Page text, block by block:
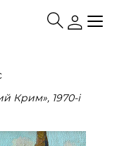
Крим», 1970-і